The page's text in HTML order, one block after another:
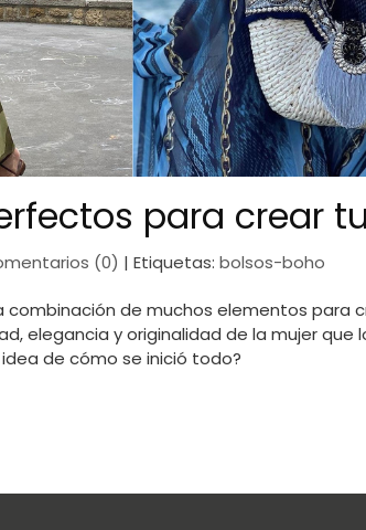
para crear
(0) | Etiquetas: bolsos-boho
combinación de muchos elementos para
elegancia y originalidad de la mujer que
de cómo se inició todo?